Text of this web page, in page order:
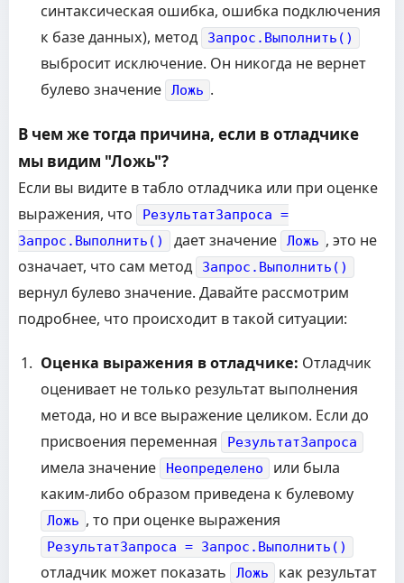
синтаксическая ошибка, ошибка подключения
к базе данных), метод
Запрос.Выполнить()
выбросит исключение. Он никогда не вернет
булево значение
Ложь .
В чем же тогда причина, если в отладчике
мы видим "Ложь"?
Если вы видите в табло отладчика или при оценке
выражения, что
РезультатЗапроса =
Запрос.Выполнить()
дает значение Ложь , это не
означает, что сам метод
Запрос.Выполнить()
вернул булево значение. Давайте рассмотрим
подробнее, что происходит в такой ситуации:
Оценка выражения в отладчике: Отладчик
оценивает не только результат выполнения
метода, но и все выражение целиком. Если до
присвоения переменная
РезультатЗапроса
имела значение Неопределено
или была
каким-либо образом приведена к булевому
Ложь , то при оценке выражения
РезультатЗапроса = Запрос.Выполнить()
отладчик может показать Ложь
как результат